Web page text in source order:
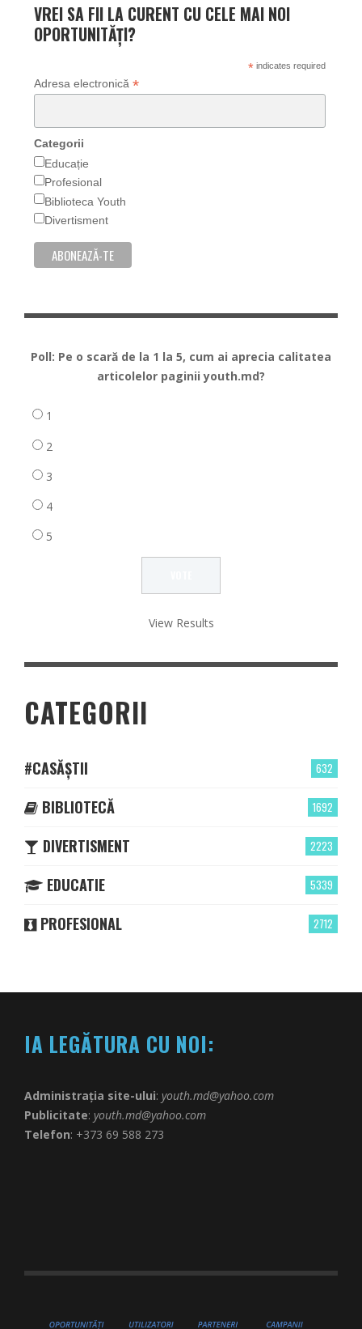
VREI SA FII LA CURENT CU CELE MAI NOI
OPORTUNITĂȚI?
*indicates required
Adresa electronică *
Categorii
Educație
Profesional
Biblioteca Youth
Divertisment
Poll: Pe o scară de la 1 la 5, cum ai aprecia calitatea
articolelor paginii youth.md?
1
2
3
4
5
View Results
CATEGORII
632
#CASĂȘTII
1692
BIBLIOTECĂ
2223
DIVERTISMENT
5339
EDUCATIE
2712
PROFESIONAL
IA LEGĂTURA CU NOI:
Administrația site-ului: youth.md@yahoo.com
Publicitate: youth.md@yahoo.com
Telefon: +373 69 588 273